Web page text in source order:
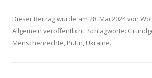
Dieser Beitrag wurde am 28. Mai 2024von
Allgemein veröffentlicht. Schlagworte:
Menschenrechte, Putin, Ukraine.